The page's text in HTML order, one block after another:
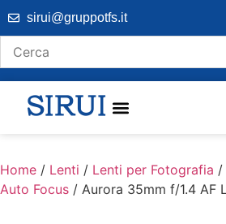
sirui@gruppotfs.it
Home / Lenti / Lenti per Fotografia /
Auto Focus / Aurora 35mm f/1.4 AF